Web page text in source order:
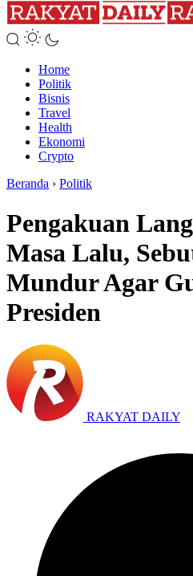
Home
Politik
Bisnis
Travel
Health
Ekonomi
Crypto
Beranda › Politik
Pengakuan
Masa Lalu,
Mundur Agar
Presiden
RAKYAT DAILY